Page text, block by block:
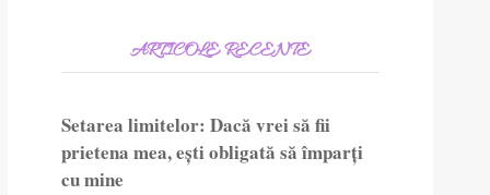
ARTICOLE RECENTE
Setarea limitelor: Dacă vrei să fii
prietena mea, ești obligată să împarți
cu mine